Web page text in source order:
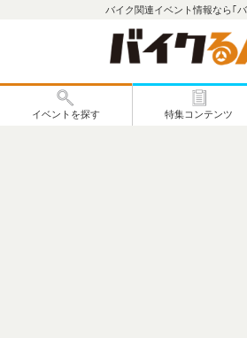
バイク関連イベント情報なら｢